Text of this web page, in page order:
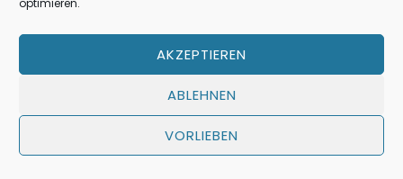
optimieren.
AKZEPTIEREN
ABLEHNEN
VORLIEBEN
sperren.
Nach Ihrer Austragung aus der Newsletterverteilerliste wird
Ihre E-Mail-Adresse bei uns bzw. dem
Newsletterdiensteanbieter ggf. in einer Blacklist gespeichert,
Blacklist werden nur für diesen Zweck verwendet und nicht
mit anderen Daten zusammengeführt. Dies dient sowohl